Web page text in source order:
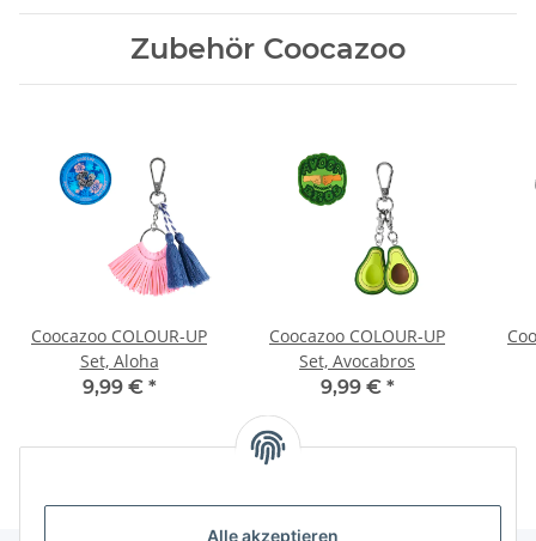
Alle akzeptieren
Zubehör Coocazoo
Coocazoo COLOUR-UP
Set, Aloha
9,99 € *
Coocazoo COLOUR-UP
Set, Avocabros
9,99 € *